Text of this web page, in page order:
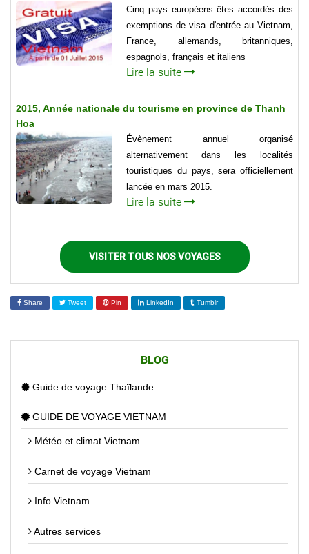
Cinq pays européens êtes accordés des
exemptions de visa d'entrée au Vietnam,
France, allemands, britanniques,
espagnols, français et italiens
Lire la suite
2015, Année nationale du tourisme en province de Thanh
Hoa
Évènement annuel organisé
alternativement dans les localités
touristiques du pays, sera officiellement
lancée en mars 2015.
Lire la suite
VISITER TOUS NOS VOYAGES
Share Tweet Pin LinkedIn Tumblr
BLOG
Guide de voyage Thaïlande
GUIDE DE VOYAGE VIETNAM
Météo et climat Vietnam
Carnet de voyage Vietnam
Info Vietnam
Autres services